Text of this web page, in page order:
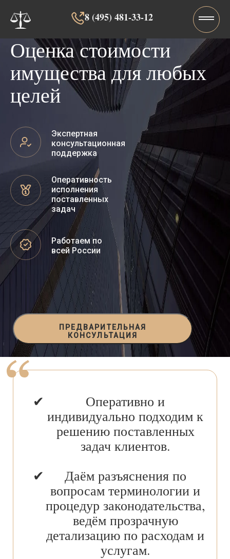
8 (495) 481-33-12‬‬
Оценка стоимости
имущества для любых
целей
Экспертная
консультационная
поддержка
Оперативность
исполнения
поставленных
задач
Работаем по
всей России
ПРЕДВАРИТЕЛЬНАЯ
КОНСУЛЬТАЦИЯ
Оперативно и
индивидуально подходим к
решению поставленных
задач клиентов.
Даём разъяснения по
вопросам терминологии и
процедур законодательства,
ведём прозрачную
детализацию по расходам и
услугам.